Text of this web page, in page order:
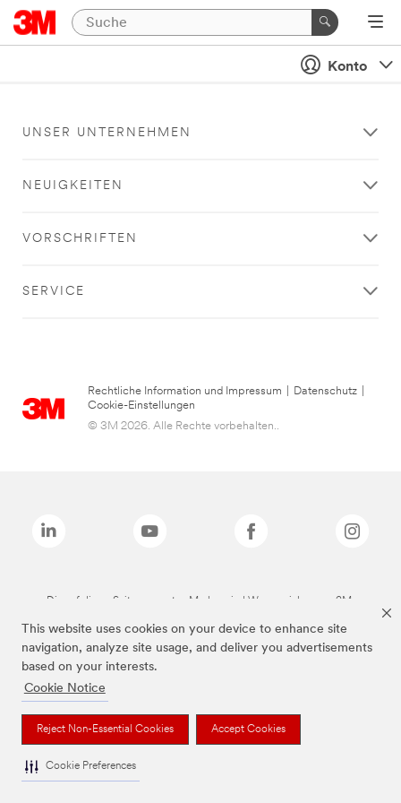
This website uses cookies on your device to enhance site
navigation, analyze site usage, and deliver you advertisements
based on your interests.
Cookie Notice
Reject Non-Essential Cookies Accept Cookies
Cookie Preferences
Konto
UNSER UNTERNEHMEN
NEUIGKEITEN
VORSCHRIFTEN
SERVICE
Rechtliche Information und Impressum Datenschutz
Cookie-Einstellungen
© 3M 2026. Alle Rechte vorbehalten..
Die auf dieser Seite genannten Marken sind Warenzeichen von 3M.